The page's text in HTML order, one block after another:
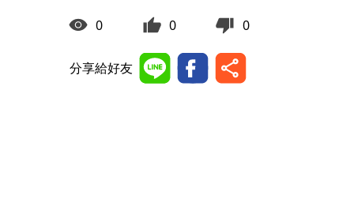
0 0 0
分享給好友